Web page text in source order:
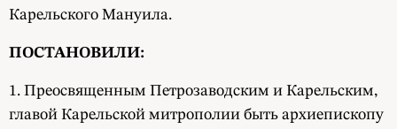
Карельского Мануила.
ПОСТАНОВИЛИ:
1. Преосвященным Петрозаводским и Карельским,
главой Карельской митрополии быть архиепископу